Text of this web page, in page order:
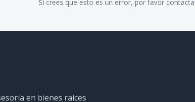
Si crees que esto es un error, por favor
en bienes raíces